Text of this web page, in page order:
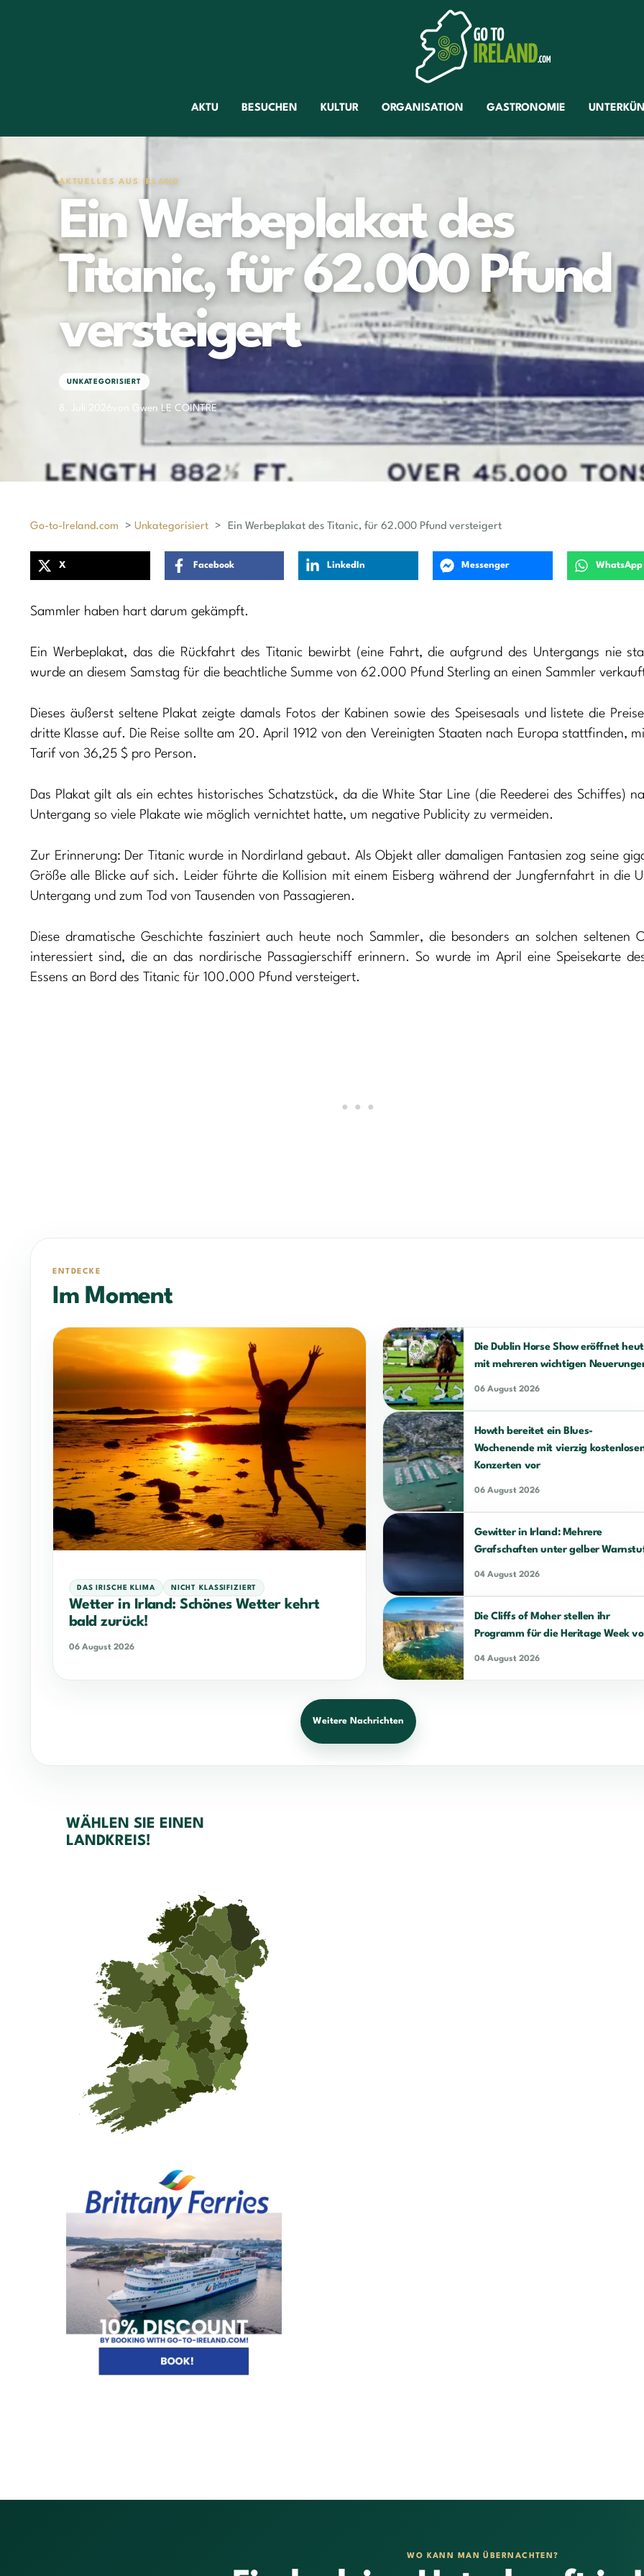
AKTU BESUCHEN KULTUR ORGANISATION GASTRONOMIE
AKTUELLES AUS IRLAND
Ein Werbeplakat des
Titanic, für 62.000 Pfund
versteigert
UNKATEGORISIERT
8. Juli 2026 von Gwen LE COINTRE
Go-to-Ireland.com > Unkategorisiert > Ein Werbeplakat des Titanic, für 62.000 Pfund versteigert
X Facebook LinkedIn Messenger WhatsApp
Sammler haben hart darum gekämpft.
Ein Werbeplakat, das die Rückfahrt des Titanic bewirbt (eine Fahrt, die aufgrund des Untergangs nie
wurde an diesem Samstag für die beachtliche Summe von 62.000 Pfund Sterling an einen Sammler
Dieses äußerst seltene Plakat zeigte damals Fotos der Kabinen sowie des Speisesaals und listete die
dritte Klasse auf. Die Reise sollte am 20. April 1912 von den Vereinigten Staaten nach Europa stattfinden,
Tarif von 36,25 $ pro Person.
Das Plakat gilt als ein echtes historisches Schatzstück, da die White Star Line (die Reederei des Schiffes)
Untergang so viele Plakate wie möglich vernichtet hatte, um negative Publicity zu vermeiden.
Zur Erinnerung: Der Titanic wurde in Nordirland gebaut. Als Objekt aller damaligen Fantasien zog seine
Größe alle Blicke auf sich. Leider führte die Kollision mit einem Eisberg während der Jungfernfahrt in die
Untergang und zum Tod von Tausenden von Passagieren.
Diese dramatische Geschichte fasziniert auch heute noch Sammler, die besonders an solchen seltenen
interessiert sind, die an das nordirische Passagierschiff erinnern. So wurde im April eine Speisekarte
Essens an Bord des Titanic für 100.000 Pfund versteigert.
ENTDECKE
Im Moment
DAS IRISCHE KLIMA NICHT KLASSIFIZIERT
Wetter in Irland: Schönes Wetter kehrt
bald zurück!
06 August 2026
Die Dublin Horse Show eröffnet
mit mehreren wichtigen
06 August 2026
Howth bereitet ein Blues-
Wochenende mit vierzig
Konzerten vor
06 August 2026
Gewitter in Irland: Mehrere
Grafschaften unter gelber
04 August 2026
Die Cliffs of Moher stellen ihr
Programm für die Heritage Week
04 August 2026
Weitere Nachrichten
WÄHLEN SIE EINEN
LANDKREIS!
WO KANN MAN ÜBERNACHTEN?